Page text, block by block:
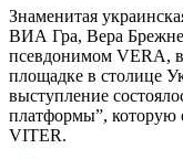
Знаменитая
ВИА Гра, Вера
псевдонимом VERA,
площадке в столице
выступление
платформы”, которую
VITER.